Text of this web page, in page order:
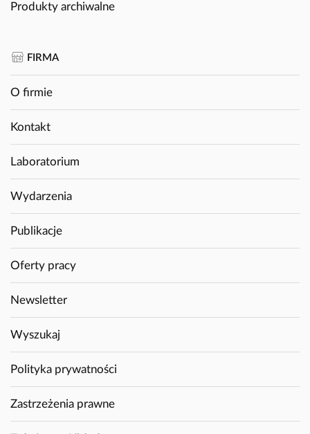
Produkty archiwalne
FIRMA
O firmie
Kontakt
Laboratorium
Wydarzenia
Publikacje
Oferty pracy
Newsletter
Wyszukaj
Polityka prywatności
Zastrzeżenia prawne